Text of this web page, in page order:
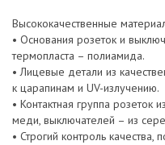
Высококачественные
• Основания розеток и
термопласта – полиамида.
• Лицевые детали из
к царапинам и UV-излучению.
• Контактная группа розеток
меди, выключателей – из
• Строгий контроль качества,